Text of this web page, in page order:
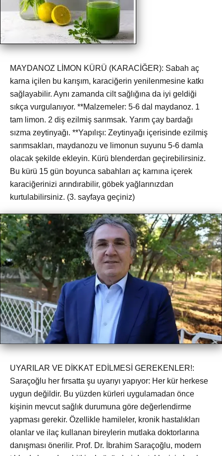
MAYDANOZ LİMON KÜRÜ (KARACİĞER): Sabah aç
karna içilen bu karışım, karaciğerin yenilenmesine katkı
sağlayabilir. Aynı zamanda cilt sağlığına da iyi geldiği
sıkça vurgulanıyor. **Malzemeler: 5-6 dal maydanoz. 1
tam limon. 2 diş ezilmiş sarımsak. Yarım çay bardağı
sızma zeytinyağı. **Yapılışı: Zeytinyağı içerisinde ezilmiş
sarımsakları, maydanozu ve limonun suyunu 5-6 damla
olacak şekilde ekleyin. Kürü blenderdan geçirebilirsiniz.
Bu kürü 15 gün boyunca sabahları aç karnına içerek
karaciğerinizi arındırabilir, göbek yağlarınızdan
kurtulabilirsiniz. (3. sayfaya geçiniz)
UYARILAR VE DİKKAT EDİLMESİ GEREKENLER!:
Saraçoğlu her fırsatta şu uyarıyı yapıyor: Her kür herkese
uygun değildir. Bu yüzden kürleri uygulamadan önce
kişinin mevcut sağlık durumuna göre değerlendirme
yapması gerekir. Özellikle hamileler, kronik hastalıkları
olanlar ve ilaç kullanan bireylerin mutlaka doktorlarına
danışması önerilir. Prof. Dr. İbrahim Saraçoğlu, modern